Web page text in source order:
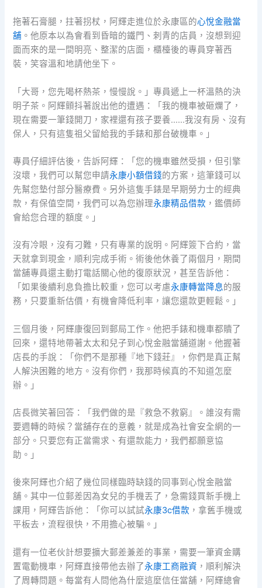
拖著石膏腿，拄著拐杖，阿輝走進位於永康區的心悅金融當
舖 。他原本以為會看到昏暗的鐵門、刺青的店員，沒想到迎
面而來的是一間明亮、整潔的店面，櫃檯後的專員穿著西
裝，笑容溫和地請他坐下。
「大哥，您先喝杯熱茶，慢慢說。」專員遞上一杯溫熱的決
明子茶。阿輝顫抖著說出他的遭遇：「我的機車被砸爛了，
現在需要一筆錢開刀，家裡還有孩子要養……我沒有房、沒有
保人，只有這隻祖父留給我的手錶和那台破機車。」
專員仔細評估後，告訴阿輝：「您的機車雖然受損，但引擎
沒壞，我們可以幫您申請永康小額借錢的方案，這筆錢可以
先幫您墊付部分醫療費。另外這隻手錶是早期勞力士的經典
款，有保值空間，我們可以為您辦理永康精品借款 ，鑑價師
會給您合理的額度。」
沒有冷眼，沒有刁難，只有專業的說明。阿輝簽下合約，當
天就拿到現金，順利完成手術。術後他休養了兩個月，期間
當舖專員還主動打電話關心他的復原狀況，甚至告訴他：
「如果後續利息負擔比較重，您可以考慮永康轉當降息的服
務，只要重新估價，有機會降低利率，讓您還款更輕鬆。」
三個月後，阿輝康復回到郵局工作。他把手錶和機車都贖了
回來，還特地帶著太太和兒子到心悅金融當舖道謝。他握著
店長的手說：「你們不是那種『地下錢莊』，你們是真正幫
人解決困難的地方。沒有你們，我那時候真的不知道怎麼
辦。」
店長微笑著回答：「我們做的是『救急不救窮』。誰沒有需
要週轉的時候？當舖存在的意義，就是成為社會安全網的一
部分。只要您有正當需求、有還款能力，我們都願意協
助。」
後來阿輝也介紹了幾位同樣臨時缺錢的同事到心悅金融當
舖。其中一位郵差因為女兒的手機丟了，急需錢買新手機上
課用，阿輝告訴他：「你可以試試永康3c借款 ，拿舊手機或
平板去，流程很快，不用擔心被騙。」
還有一位老伙計想要擴大郵差兼差的事業，需要一筆資金購
置電動機車，阿輝直接帶他去辦了永康工商融資 ，順利解決
了周轉問題。每當有人問他為什麼這麼信任當舖，阿輝總會